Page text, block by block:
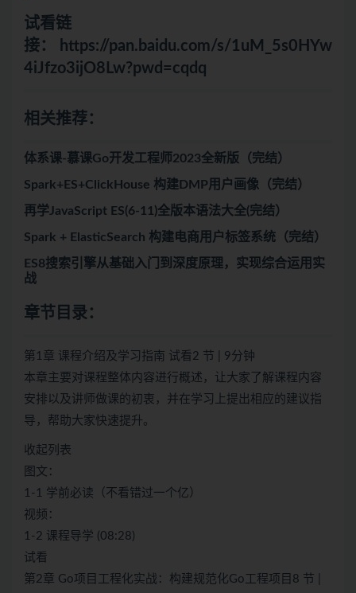
试看链
接：
https://pan.baidu.com/s/1uM_5s0HYw
4iJfzo3ijO8Lw?pwd=cqdq
相关推荐：
体系课-慕课Go开发工程师2023全新版（完结）
Spark+ES+ClickHouse 构建DMP用户画像（完结）
再学JavaScript ES(6-11)全版本语法大全(完结）
Spark + ElasticSearch 构建电商用户标签系统（完结）
ES8搜索引擎从基础入门到深度原理，实现综合运用实
战
章节目录：
第1章 课程介绍及学习指南 试看2 节 | 9分钟
本章主要对课程整体内容进行概述，让大家了解课程内容
安排以及讲师做课的初衷，并在学习上提出相应的建议指
导，帮助大家快速提升。
收起列表
图文：
1-1 学前必读（不看错过一个亿）
视频：
1-2 课程导学 (08:28)
试看
第2章 Go项目工程化实战：构建规范化Go工程项目8 节 |